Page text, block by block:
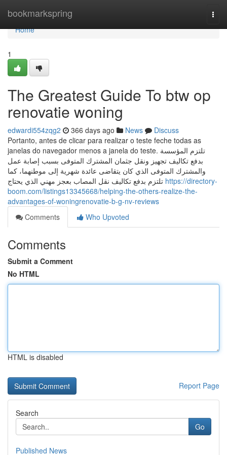
bookmarkspring
Home
Home
1
The Greatest Guide To btw op
renovatie woning
edwardi554zqg2 366 days ago News
Discuss
Portanto, antes de clicar para realizar o teste feche todas as
janelas do navegador menos a janela do teste. تلتزم المؤسسة
بدفع تكاليف تجهيز ونقل جثمان المشترك المتوفى بسبب إصابة عمل
والمشترك المتوفى الذي كان يتقاضى عائدة شهرية إلى موطنهما، كما
https://directory-
boom.com/listings13345668/helping-the-others-realize-the-
advantages-of-woningrenovatie-b-g-nv-reviews
Comments
Who Upvoted
Comments
Submit a Comment
No HTML
HTML is disabled
Report Page
Search
Go
Published News